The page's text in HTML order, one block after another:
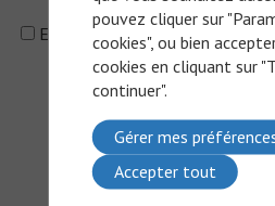
En cochant la case, j'accepte la
pouvez cliquer sur
cookies", ou bien
cookies en cliquant sur
continuer".
Gérer mes
Accepter tout